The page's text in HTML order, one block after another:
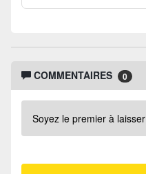
COMMENTAIRES 0
Soyez le premier à